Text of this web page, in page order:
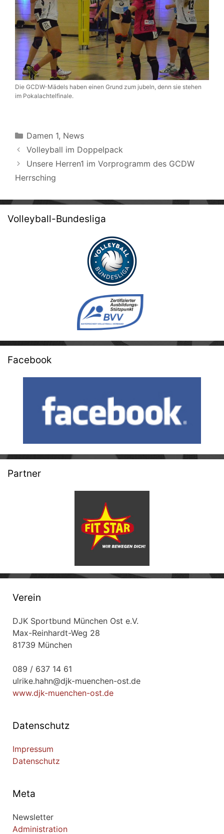
Die GCDW-Mädels haben einen Grund zum jubeln, denn sie stehen
im Pokalachtelfinale.
Kategorien
Damen 1, News
Beitrags-
Navigation
Volleyball im Doppelpack
Unsere Herren1 im Vorprogramm des GCDW
Herrsching
Volleyball-Bundesliga
Facebook
Partner
Verein
DJK Sportbund München Ost e.V.
Max-Reinhardt-Weg 28
81739 München
089 / 637 14 61
ulrike.hahn@djk-muenchen-ost.de
www.djk-muenchen-ost.de
Datenschutz
Impressum
Datenschutz
Meta
Newsletter
Administration